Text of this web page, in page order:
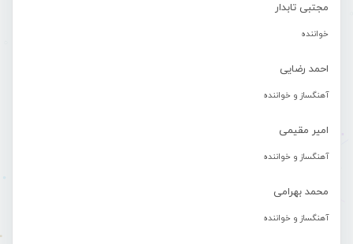
مجتبی تابدار
خواننده
احمد رضایی
آهنگساز و خواننده
امیر مقیمی
آهنگساز و خواننده
محمد بهرامی
آهنگساز و خواننده